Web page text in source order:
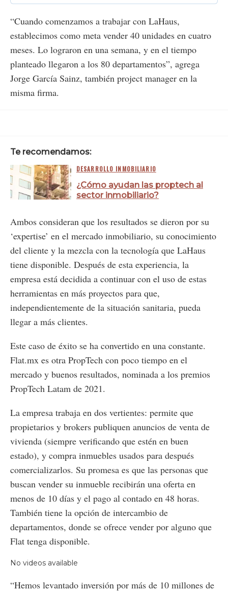
“Cuando comenzamos a trabajar con LaHaus,
establecimos como meta vender 40 unidades en cuatro
meses. Lo lograron en una semana, y en el tiempo
planteado llegaron a los 80 departamentos”, agrega
Jorge García Sainz, también project manager en la
misma firma.
Te recomendamos:
DESARROLLO INMOBILIARIO
¿Cómo ayudan las proptech al
sector inmobiliario?
Ambos consideran que los resultados se dieron por su
‘expertise’ en el mercado inmobiliario, su conocimiento
del cliente y la mezcla con la tecnología que LaHaus
tiene disponible. Después de esta experiencia, la
empresa está decidida a continuar con el uso de estas
herramientas en más proyectos para que,
independientemente de la situación sanitaria, pueda
llegar a más clientes.
Este caso de éxito se ha convertido en una constante.
Flat.mx es otra PropTech con poco tiempo en el
mercado y buenos resultados, nominada a los premios
PropTech Latam de 2021.
La empresa trabaja en dos vertientes: permite que
propietarios y brokers publiquen anuncios de venta de
vivienda (siempre verificando que estén en buen
estado), y compra inmuebles usados para después
comercializarlos. Su promesa es que las personas que
buscan vender su inmueble recibirán una oferta en
menos de 10 días y el pago al contado en 48 horas.
También tiene la opción de intercambio de
departamentos, donde se ofrece vender por alguno que
Flat tenga disponible.
No videos available
“Hemos levantado inversión por más de 10 millones de